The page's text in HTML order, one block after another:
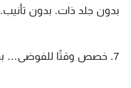
بدون جلد ذات. بدون تأنيب.
7. خصص وقتًا للفوضى… بدلًا من مقاومتها